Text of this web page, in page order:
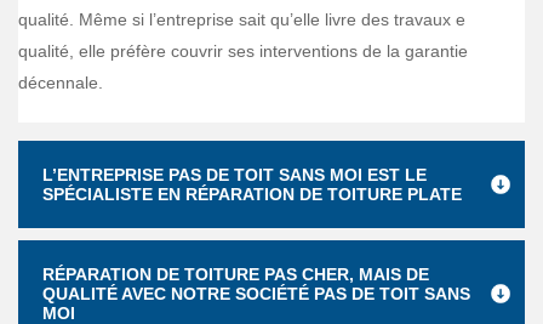
qualité. Même si l’entreprise sait qu’elle livre des travaux e
qualité, elle préfère couvrir ses interventions de la garantie
décennale.
L’ENTREPRISE PAS DE TOIT SANS MOI EST LE
SPÉCIALISTE EN RÉPARATION DE TOITURE PLATE
RÉPARATION DE TOITURE PAS CHER, MAIS DE
QUALITÉ AVEC NOTRE SOCIÉTÉ PAS DE TOIT SANS
MOI